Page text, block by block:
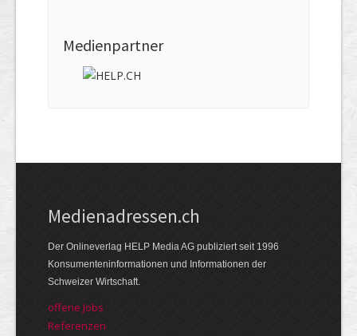
Medienpartner
Medienadressen.ch
Der Onlineverlag HELP Media AG publiziert seit 1996
Konsumenteninformationen und Informationen der
Schweizer Wirtschaft.
offene Jobs
Referenzen